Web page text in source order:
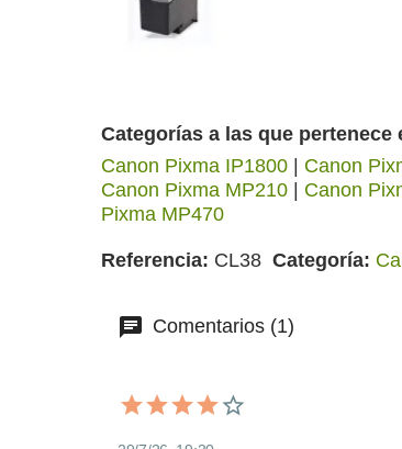
Categorías a las que pertenece
Canon Pixma IP1800
Canon
Canon Pixma MP210
Canon
Pixma MP470
Referencia CL38 Categoría
Comentarios (1)